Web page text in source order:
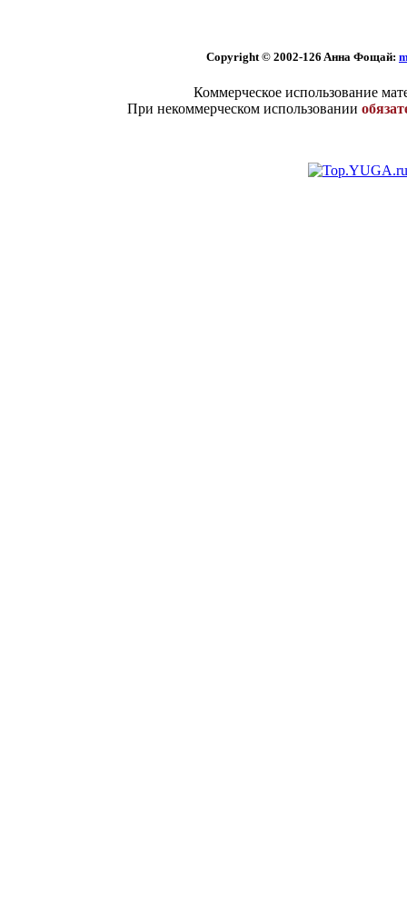
Copyright © 2002-126 Aннa Фoщaй:
Коммерческое использование
При некоммерческом использовании